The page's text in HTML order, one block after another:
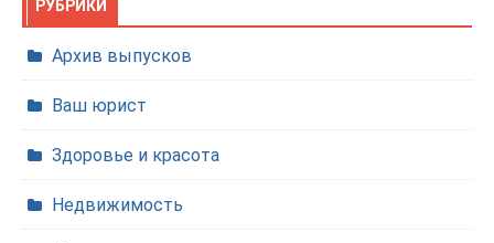
РУБРИКИ
Архив выпусков
Ваш юрист
Здоровье и красота
Недвижимость